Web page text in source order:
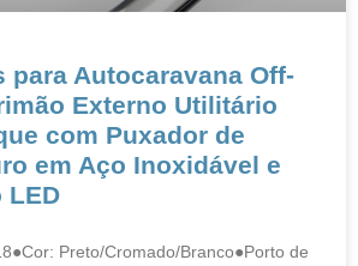
para Autocaravana Off-
Externo Utilitário
com Puxador de
em Aço Inoxidável e
LED
Preto/Cromado/Branco●Porto de